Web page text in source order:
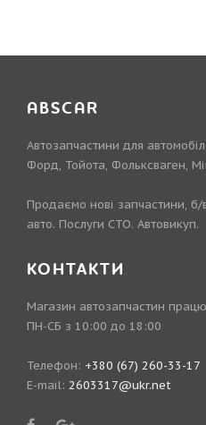
ABSCAR
Автозапчастини для
Форд, Тойота, Фольксваген,
Продаємо нові запчастини,
авто. Послуги СТО. Автовикуп.
КОНТАКТИ
Магазин автозапчастин
ПН-СБ з 10:00 до 18:00
Телефон: +380 (67) 260-33-17
E-mail: 2603317@ukr.net